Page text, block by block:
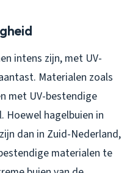
intens zijn, met UV-
Materialen zoals
met UV-bestendige
Hoewel hagelbuien in
dan in Zuid-Nederland,
materialen te